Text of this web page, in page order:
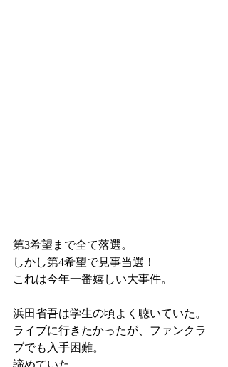
第3希望まで全て落選。
しかし第4希望で見事当選！
これは今年一番嬉しい大事件。
浜田省吾は学生の頃よく聴いていた。
ライブに行きたかったが、ファンクラ
ブでも入手困難。